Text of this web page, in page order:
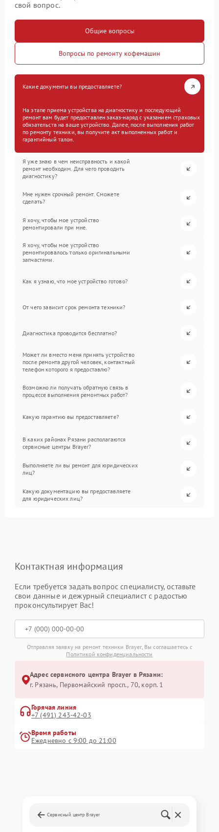
свой вопрос.
Общие вопросы
Вопросы по ремонту кофемашин
Какие документы вы предоставляете?
На этапе приема устройства на диагностику и последующий
ремонт вам будет предоставлен заказ-наряд с указанием страховых
обязательств на ваше устройство. Далее, после выполнения работ
по ремонту техники, вы получите акт выполненных работ и
гарантийный талон.
Я уже знаю в чем неисправность и какой
ремонт необходим. Для чего проводить
диагностику?
Мне нужен срочный ремонт. Сможете
сделать?
Я хочу, чтобы мое устройство
ремонтировали при мне.
Я хочу, чтобы мое устройство
ремонтировалось только оригинальными
запчастями.
Как я узнаю, что мое устройство готово?
От чего зависит срок ремонта техники?
Диагностика проводится бесплатно?
Может ли вместо меня принять устройство
после ремонта другой человек, контактный
телефон которого я предоставлю?
Возможно ли получать обратную связь в
процессе выполнения ремонтных работ?
Какую гарантию вы предоставляете?
В каких районах Рязани располагаются
сервисные центры Brayer?
Выполняете ли вы ремонт для юридических
лиц?
Какую документацию вы предоставляете
для юридических лиц?
Контактная информация
Если требуется задать вопрос специалисту, оставьте
свои данные и дежурный специалист с радостью
проконсультирует Вас!
Отправляя заявку на ремонт техники Brayer, Вы соглашаетесь с
Политикой конфиденциальности
Адрес сервисного центра Brayer в Рязани:
г. Рязань, Первомайский просп., 70, корп. 1
Горячая линия
+7 (491) 243-42-03
Время работы
Ежедневно с 9:00 до 21:00
Сервисный центр Brayer